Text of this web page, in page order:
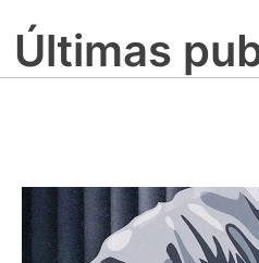
Últimas